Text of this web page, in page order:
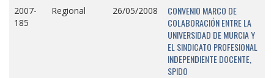
2007-
185
Regional 26/05/2008
CONVENIO MARCO DE
COLABORACIÓN ENTRE LA
UNIVERSIDAD DE MURCIA Y
EL SINDICATO PROFESIONAL
INDEPENDIENTE DOCENTE,
SPIDO